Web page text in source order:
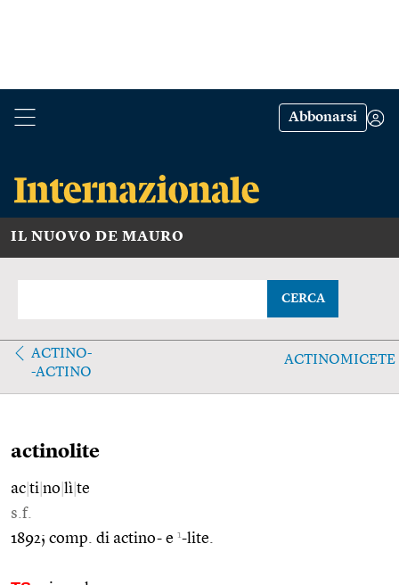
Abbonarsi
IL NUOVO DE MAURO
CERCA
ACTINO-
-ACTINO
ACTINOMICETE
actinolite
ac ti no lì te
s.f.
1892; comp. di actino- e 1-lite.